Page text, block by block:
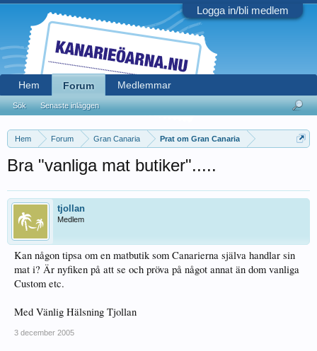
Logga in/bli medlem
Hem Forum Gran Canaria Prat om Gran Canaria
Bra "vanliga mat butiker".....
tjollan
Medlem
Kan någon tipsa om en matbutik som Canarierna själva handlar sin
mat i? Är nyfiken på att se och pröva på något annat än dom vanliga
Custom etc.
Med Vänlig Hälsning Tjollan
3 december 2005
Hem Forum
Sök Senaste inläggen
Medlemmar